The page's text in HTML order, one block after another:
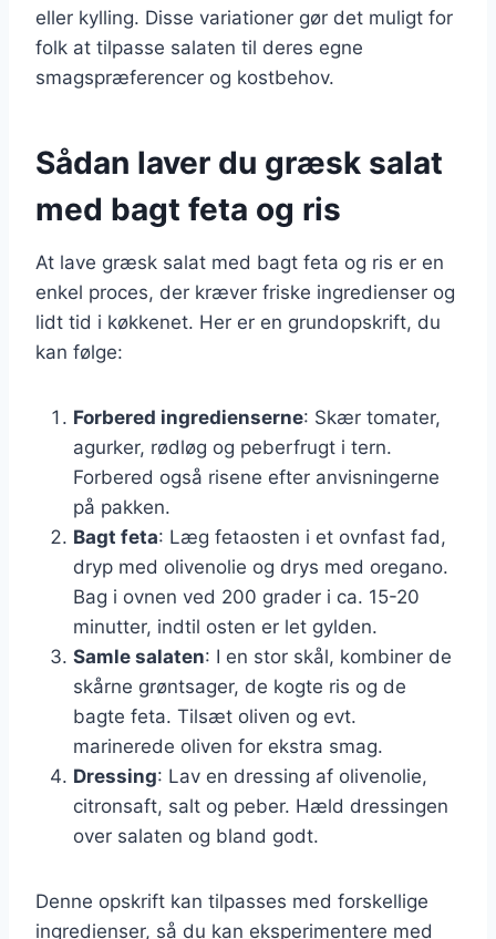
eller kylling. Disse variationer gør det muligt for
folk at tilpasse salaten til deres egne
smagspræferencer og kostbehov.
Sådan laver du græsk salat
med bagt feta og ris
At lave græsk salat med bagt feta og ris er en
enkel proces, der kræver friske ingredienser og
lidt tid i køkkenet. Her er en grundopskrift, du
kan følge:
Forbered ingredienserne: Skær tomater,
agurker, rødløg og peberfrugt i tern.
Forbered også risene efter anvisningerne
på pakken.
Bagt feta: Læg fetaosten i et ovnfast fad,
dryp med olivenolie og drys med oregano.
Bag i ovnen ved 200 grader i ca. 15-20
minutter, indtil osten er let gylden.
Samle salaten: I en stor skål, kombiner de
skårne grøntsager, de kogte ris og de
bagte feta. Tilsæt oliven og evt.
marinerede oliven for ekstra smag.
Dressing: Lav en dressing af olivenolie,
citronsaft, salt og peber. Hæld dressingen
over salaten og bland godt.
Denne opskrift kan tilpasses med forskellige
ingredienser, så du kan eksperimentere med